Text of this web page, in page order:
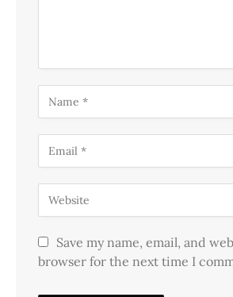
Save my name, email, and
browser for the next time I